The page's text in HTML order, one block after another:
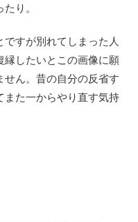
り。
すが別れてしまった人
縁したいとこの画像に願
せん。昔の自分の反省す
また一からやり直す気持